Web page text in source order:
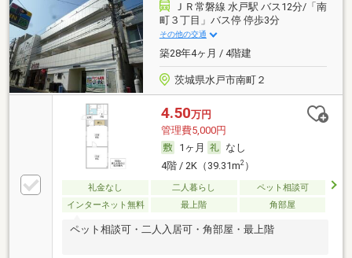
ＪＲ常磐線 水戸駅 バス12分/「南
町３丁目」バス停 停歩3分
その他の交通
築28年4ヶ月 / 4階建
茨城県水戸市南町２
4.50万円
管理費5,000円
1ヶ月
なし
4階 / 2K（39.31m2）
礼金なし 二人暮らし
ペット相談可
インターネット無料
最上階 角部屋
ペット相談可・二人入居可・角部屋・最上階